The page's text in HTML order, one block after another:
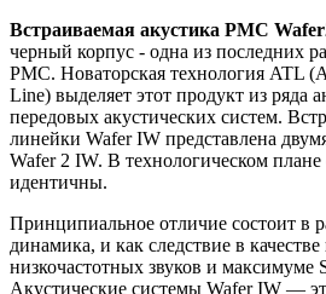
Встраиваемая акустика PMC
черный корпус - одна из последних
PMC. Новаторская технология ATL
Line) выделяет этот продукт из ряда
передовых акустических систем.
линейки Wafer IW представлена
Wafer 2 IW. В технологическом
идентичны.
Принципиальное отличие состоит в
динамика, и как следствие в качестве
низкочастотных звуков и максимуме
Акустические системы Wafer IW —